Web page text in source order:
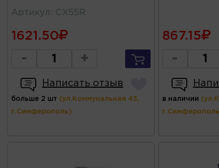
Артикул : CX55R
1621.50
- +
Написать отзыв
больше 2 шт (ул.Коммунальная 43,
г.Симферополь)
867.15
-
в наличии